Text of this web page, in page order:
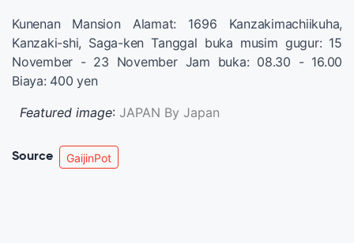
Kunenan Mansion Alamat: 1696 Kanzakimachiikuha,
Kanzaki-shi, Saga-ken Tanggal buka musim gugur: 15
November - 23 November Jam buka: 08.30 - 16.00
Biaya: 400 yen
Featured image: JAPAN By Japan
Source GaijinPot